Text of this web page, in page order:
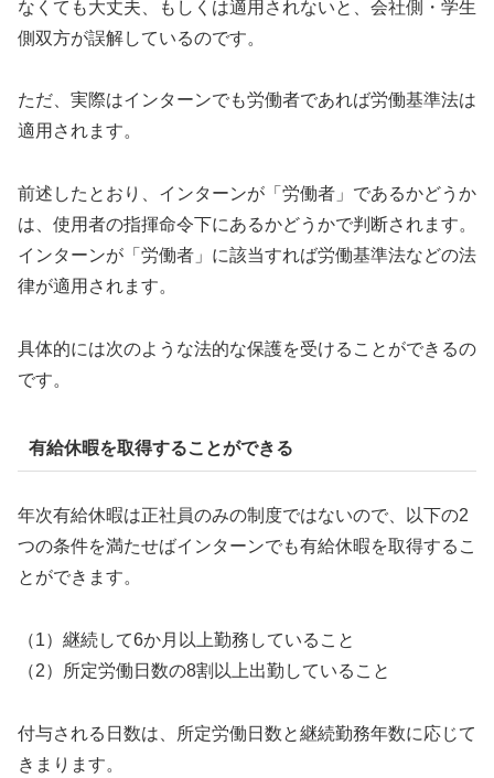
なくても大丈夫、もしくは適用されないと、会社側・学生
側双方が誤解しているのです。
ただ、実際はインターンでも労働者であれば労働基準法は
適用されます。
前述したとおり、インターンが「労働者」であるかどうか
は、使用者の指揮命令下にあるかどうかで判断されます。
インターンが「労働者」に該当すれば労働基準法などの法
律が適用されます。
具体的には次のような法的な保護を受けることができるの
です。
有給休暇を取得することができる
年次有給休暇は正社員のみの制度ではないので、以下の2
つの条件を満たせばインターンでも有給休暇を取得するこ
とができます。
（1）継続して6か月以上勤務していること
（2）所定労働日数の8割以上出勤していること
付与される日数は、所定労働日数と継続勤務年数に応じて
きまります。